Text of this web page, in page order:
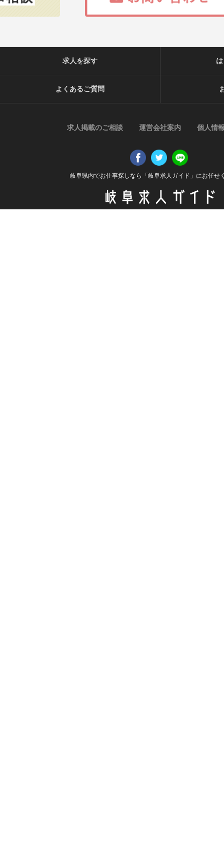
岐阜県内でお仕事探しなら「岐阜求人ガイド」にお任せ
求人を探す
よくあるご質問
求人掲載のご相談 運営会社案内 個人情